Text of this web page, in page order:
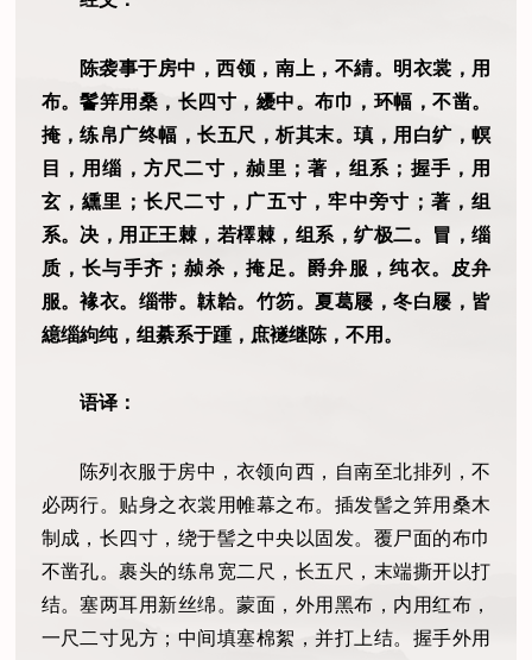
陈袭事于房中，西领，南上，不綪。明衣裳，用
布。鬠笄用桑，长四寸，纋中。布巾，环幅，不凿。
掩，练帛广终幅，长五尺，析其末。瑱，用白纩，幎
目，用缁，方尺二寸，赪里；著，组系；握手，用
玄，纁里；长尺二寸，广五寸，牢中旁寸；著，组
系。决，用正王棘，若檡棘，组系，纩极二。冒，缁
质，长与手齐；赪杀，掩足。爵弁服，纯衣。皮弁
服。褖衣。缁带。韎韐。竹笏。夏葛屦，冬白屦，皆
繶缁絇纯，组綦系于踵，庶襚继陈，不用。
语译：
陈列衣服于房中，衣领向西，自南至北排列，不
必两行。贴身之衣裳用帷幕之布。插发髻之笄用桑木
制成，长四寸，绕于髻之中央以固发。覆尸面的布巾
不凿孔。裹头的练帛宽二尺，长五尺，末端撕开以打
结。塞两耳用新丝绵。蒙面，外用黑布，内用红布，
一尺二寸见方；中间填塞棉絮，并打上结。握手外用